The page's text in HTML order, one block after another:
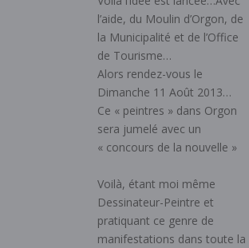
l’aide, du Moulin d’Orgon, de
la Municipalité et de l’Office
de Tourisme…
Alors rendez-vous le
Dimanche 11 Août 2013…
Ce « peintres » dans Orgon
sera jumelé avec un
« concours de la nouvelle »
Voilà, étant moi même
Dessinateur-Peintre et
pratiquant ce genre de
manifestations dans toute la